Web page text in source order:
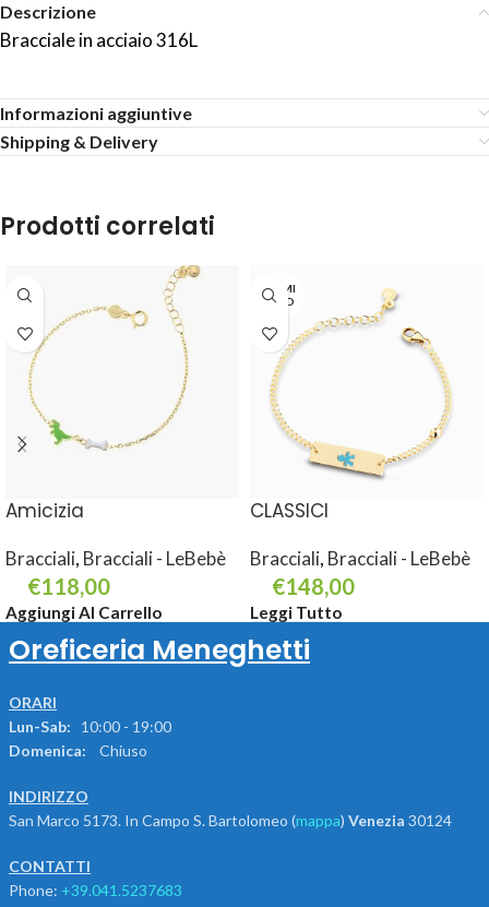
Descrizione
Bracciale in acciaio 316L
Informazioni aggiuntive
Shipping & Delivery
Prodotti correlati
Amicizia
Bracciali, Bracciali - LeBebè
€118,00
Aggiungi Al Carrello
TERMI
NATO
CLASSICI
Bracciali, Bracciali - LeBebè
€148,00
Leggi Tutto
Oreficeria Meneghetti
ORARI
Lun-Sab: 10:00 - 19:00
Domenica:
Chiuso
INDIRIZZO
San Marco 5173. In Campo S. Bartolomeo (mappa) Venezia 30124
CONTATTI
Phone: +39.041.5237683